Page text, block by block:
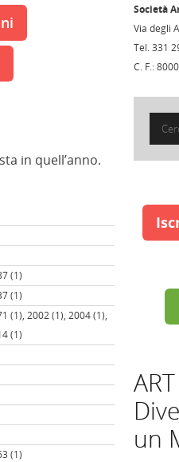
in quell’anno.
(1)
(1)
(1), 2002 (1), 2004 (1),
(1)
(1)
Società
Via degli
Tel. 331
C. F.:
Ricerca
un